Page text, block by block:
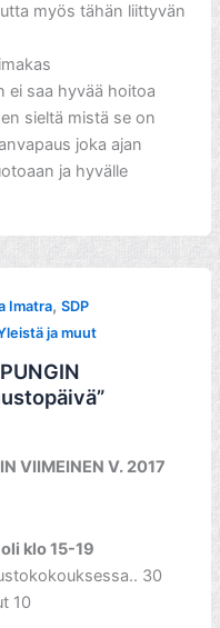
myös tähän liittyvän
ei saa hyvää hoitoa
sieltä mistä se on
joka ajan
ja hyvälle
Imatra, SDP
ja muut
VIIMEINEN V. 2017
klo 15-19
30
10